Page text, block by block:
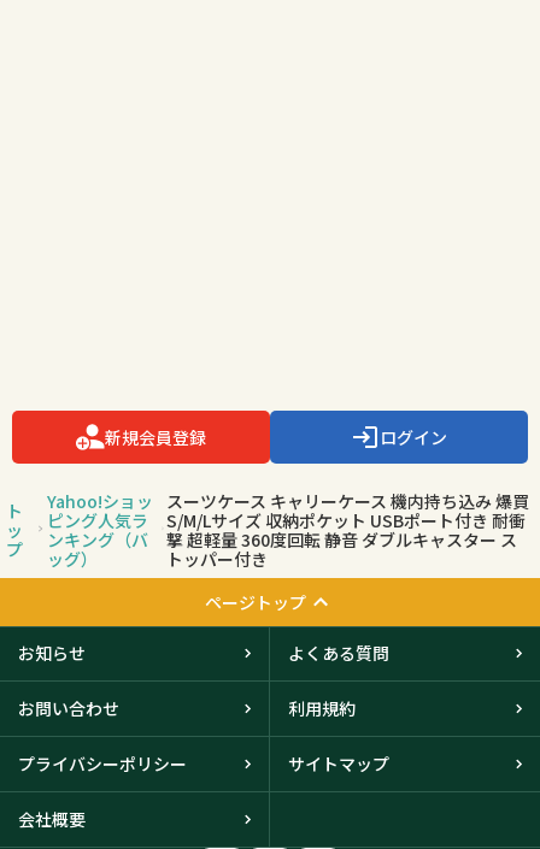
新規会員登録 ログイン
ト
ッ
プ
Yahoo!ショッ
ピング人気ラ
ンキング（バ
ッグ）
スーツケース キャリーケース 機内持ち込み 爆買
S/M/Lサイズ 収納ポケット USBポート付き 耐衝
撃 超軽量 360度回転 静音 ダブルキャスター ス
トッパー付き
ページトップ
お知らせ よくある質問
お問い合わせ 利用規約
プライバシーポリシー サイトマップ
会社概要